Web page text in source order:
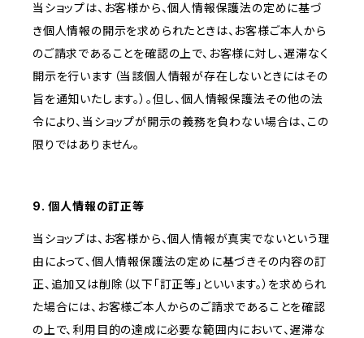
当ショップは、お客様から、個人情報保護法の定めに基づ
き個人情報の開示を求められたときは、お客様ご本人から
のご請求であることを確認の上で、お客様に対し、遅滞なく
開示を行います（当該個人情報が存在しないときにはその
旨を通知いたします。）。但し、個人情報保護法その他の法
令により、当ショップが開示の義務を負わない場合は、この
限りではありません。
9. 個人情報の訂正等
当ショップは、お客様から、個人情報が真実でないという理
由によって、個人情報保護法の定めに基づきその内容の訂
正、追加又は削除（以下「訂正等」といいます。）を求められ
た場合には、お客様ご本人からのご請求であることを確認
の上で、利用目的の達成に必要な範囲内において、遅滞な